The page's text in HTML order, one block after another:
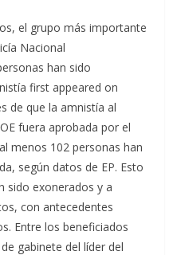
el grupo más importante
Nacional
han sido
first appeared on
de que la amnistía al
fuera aprobada por el
menos 102 personas han
según datos de EP. Esto
sido exonerados y a
con antecedentes
Entre los beneficiados
gabinete del líder del